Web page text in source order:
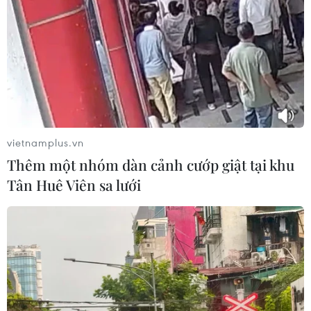
Mỹ kêu gọi một lệnh ngừng bắn mới ở Syria trong bối
cảnh bạo lực leo thang ở khu vực Tây Bắc, nơi lực
lượng quân đội chính phủ Syria đang tấn công nhằm
vào thành trì cuối cùng của phiến quân.
vietnamplus.vn
Thêm một nhóm dàn cảnh cướp giật tại khu
Tân Huê Viên sa lưới